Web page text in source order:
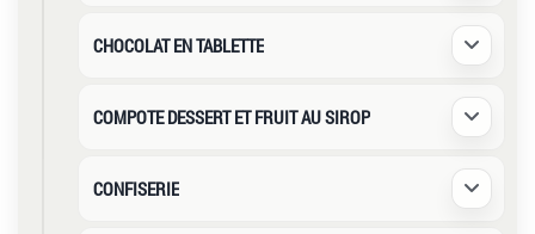
CHOCOLAT EN TABLETTE Déplier
COMPOTE DESSERT ET FRUIT AU SIROP Déplier
CONFISERIE Déplier